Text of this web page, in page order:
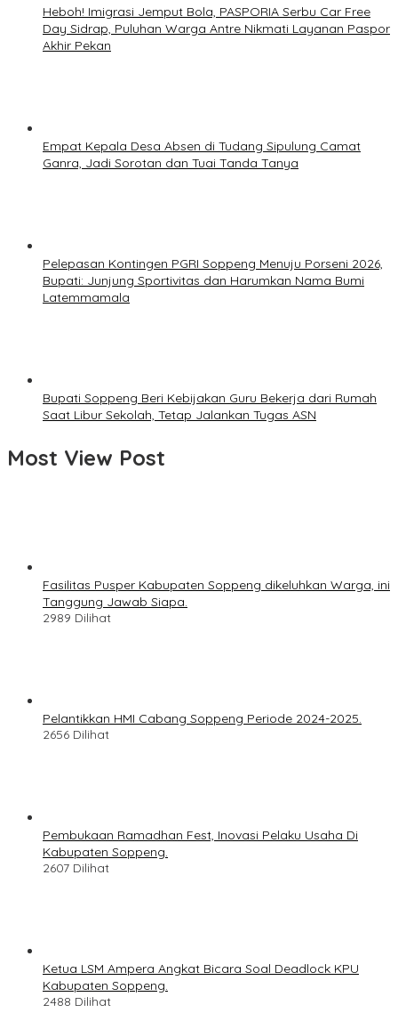
Heboh! Imigrasi Jemput Bola, PASPORIA Serbu Car Free
Day Sidrap, Puluhan Warga Antre Nikmati Layanan Paspor
Akhir Pekan
Empat Kepala Desa Absen di Tudang Sipulung Camat
Ganra, Jadi Sorotan dan Tuai Tanda Tanya
Pelepasan Kontingen PGRI Soppeng Menuju Porseni 2026,
Bupati: Junjung Sportivitas dan Harumkan Nama Bumi
Latemmamala
Bupati Soppeng Beri Kebijakan Guru Bekerja dari Rumah
Saat Libur Sekolah, Tetap Jalankan Tugas ASN
Most View Post
Fasilitas Pusper Kabupaten Soppeng dikeluhkan Warga, ini
Tanggung Jawab Siapa.
2989 Dilihat
Pelantikkan HMI Cabang Soppeng Periode 2024-2025.
2656 Dilihat
Pembukaan Ramadhan Fest, Inovasi Pelaku Usaha Di
Kabupaten Soppeng.
2607 Dilihat
Ketua LSM Ampera Angkat Bicara Soal Deadlock KPU
Kabupaten Soppeng.
2488 Dilihat